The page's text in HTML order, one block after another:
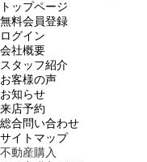
トップページ
無料会員登録
ログイン
会社概要
スタッフ紹介
お客様の声
お知らせ
来店予約
総合問い合わせ
サイトマップ
不動産購入